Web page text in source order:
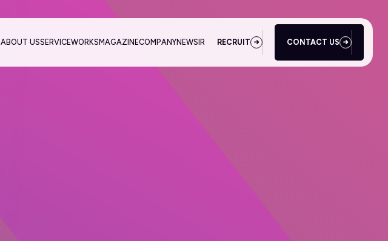
ABOUT USSERVICEWORKS MAGAZINECOMPANYNEWS IR RECRUIT CONTACT US